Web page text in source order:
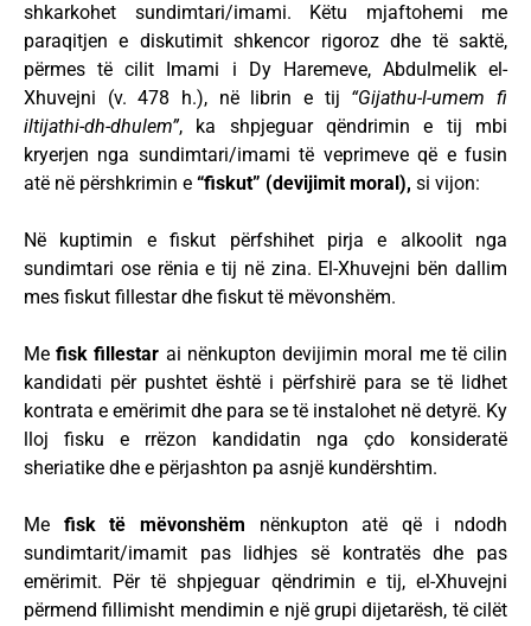
shkarkohet sundimtari/imami. Këtu mjaftohemi me
paraqitjen e diskutimit shkencor rigoroz dhe të saktë,
përmes të cilit Imami i Dy Haremeve, Abdulmelik el-
Xhuvejni (v. 478 h.), në librin e tij “Gijathu-l-umem fi
iltijathi-dh-dhulem”, ka shpjeguar qëndrimin e tij mbi
kryerjen nga sundimtari/imami të veprimeve që e fusin
atë në përshkrimin e “fiskut” (devijimit moral), si vijon:
Në kuptimin e fiskut përfshihet pirja e alkoolit nga
sundimtari ose rënia e tij në zina. El-Xhuvejni bën dallim
mes fiskut fillestar dhe fiskut të mëvonshëm.
Mefisk fillestar ai nënkupton devijimin moral me të cilin
kandidati për pushtet është i përfshirë para se të lidhet
kontrata e emërimit dhe para se të instalohet në detyrë. Ky
lloj fisku e rrëzon kandidatin nga çdo konsideratë
sheriatike dhe e përjashton pa asnjë kundërshtim.
Me fisk të mëvonshëm nënkupton atë që i ndodh
sundimtarit/imamit pas lidhjes së kontratës dhe pas
emërimit. Për të shpjeguar qëndrimin e tij, el-Xhuvejni
përmend fillimisht mendimin e një grupi dijetarësh, të cilët